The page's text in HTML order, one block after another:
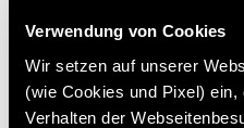
Verwendung von Cookies
Wir setzen auf unserer
(wie Cookies und Pixel)
Verhalten der